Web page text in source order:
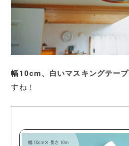
幅10cm、白いマスキングテープ
すね！